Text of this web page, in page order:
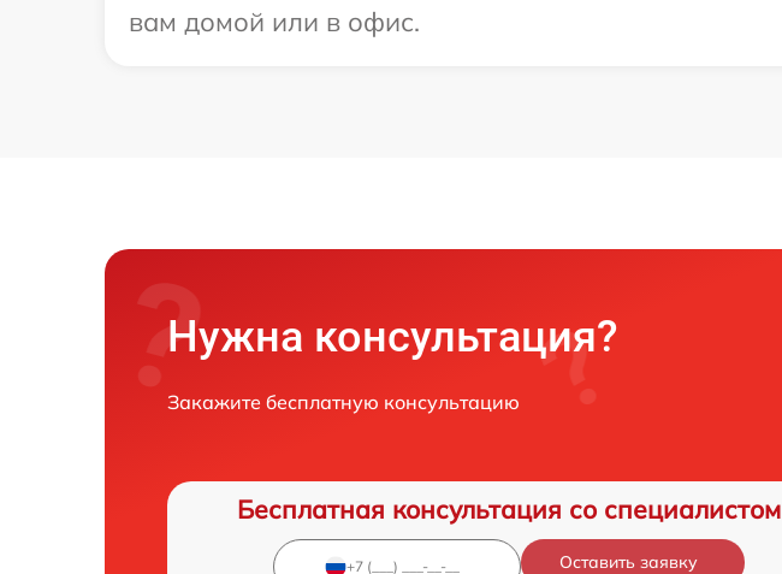
вам домой или в офис.
Нужна консультация?
Закажите бесплатную консультацию
Бесплатная консультация со специалистом
Оставить заявку